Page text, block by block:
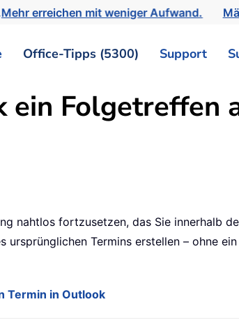
Mehr erreichen mit weniger Aufwand.
Office-Tipps (5300) Support
Folgetreffen
nahtlos fortzusetzen, das Sie innerhalb
Termins erstellen – ohne
Termin in Outlook